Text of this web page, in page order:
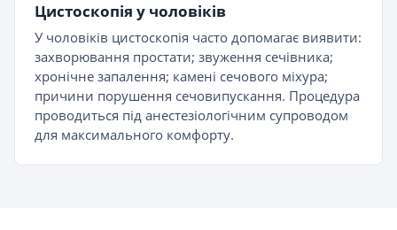
Цистоскопія у чоловіків
У чоловіків цистоскопія часто допомагає виявити:
захворювання простати; звуження сечівника;
хронічне запалення; камені сечового міхура;
причини порушення сечовипускання. Процедура
проводиться під анестезіологічним супроводом
для максимального комфорту.